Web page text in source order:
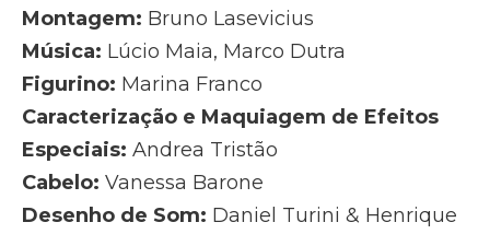
Montagem: Bruno Lasevicius
Música: Lúcio Maia, Marco Dutra
Figurino: Marina Franco
Caracterização e Maquiagem de Efeitos
Especiais: Andrea Tristão
Cabelo: Vanessa Barone
Desenho de Som: Daniel Turini & Henrique